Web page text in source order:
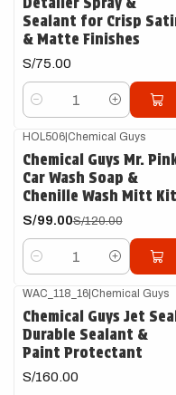
Sealant for Crisp
& Matte Finishes
S/75.00
Cantidad
HOL506|Chemical Guys
Chemical Guys Mr.
Car Wash Soap &
Chenille Wash Mitt Kit
S/99.00S/120.00
Cantidad
WAC_118_16|Chemical Guys
Chemical Guys Jet
Durable Sealant &
Paint Protectant
S/160.00